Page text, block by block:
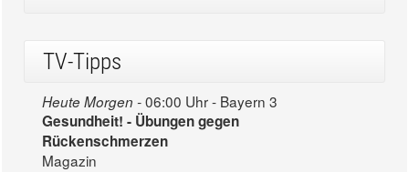
TV-Tipps
Heute Morgen -06:00 Uhr - Bayern 3
Gesundheit! - Übungen gegen
Rückenschmerzen
Magazin